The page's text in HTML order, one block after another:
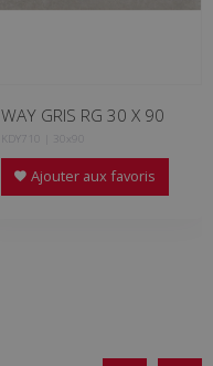
WAY GRIS RG 30 X 90
KDY710 | 30x90
Ajouter aux favoris